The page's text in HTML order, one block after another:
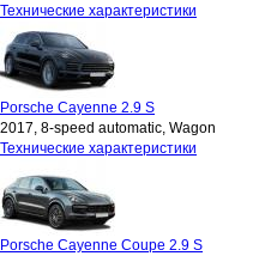
Технические характеристики
Porsche Cayenne 2.9 S
2017, 8-speed automatic, Wagon
Технические характеристики
Porsche Cayenne Coupe 2.9 S